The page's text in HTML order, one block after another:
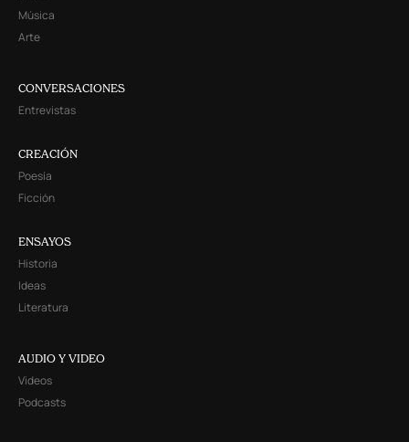
Música
Arte
CONVERSACIONES
Entrevistas
CREACIÓN
Poesía
Ficción
ENSAYOS
Historia
Ideas
Literatura
AUDIO Y VIDEO
Videos
Podcasts